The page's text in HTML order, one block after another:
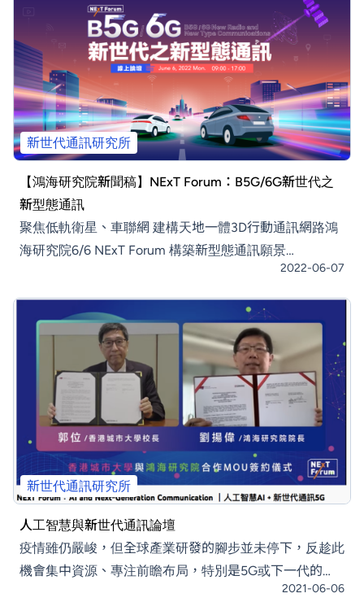
楚，節點做仔細，確定可以完成這件事。」 長期觀察每
個通訊世代發展，都有一定的發展邏輯跟脈絡。一開始會
從願景發想，也就是解決人類社會的需求開始，
新世代通訊研究所
【鴻海研究院新聞稿】NExT Forum：B5G/6G新世代之
新型態通訊
聚焦低軌衛星、車聯網 建構天地一體3D行動通訊網路鴻
海研究院6/6 NExT Forum 構築新型態通訊願景
【2022.06.06 台北訊】鴻海研究院將於6月6日舉辦
「NExT Forum」主題論壇，探討「B5G/6G新世代之新
型態通訊」。本次論壇以π為概念構想，將探討B5G/6G
技術發展與趨勢，聚焦智慧車聯網技術以及探討低軌衛星
通訊技術及垂直應用。低軌衛星（low-earth-orbit
2022-06-07
新世代通訊研究所
人工智慧與新世代通訊論壇
疫情雖仍嚴峻，但全球產業研發的腳步並未停下，反趁此
機會集中資源、專注前瞻布局，特別是5G或下一代的
6G、AI，如何結合各種軟硬體應用進而帶動產業革新？
2021-06-06